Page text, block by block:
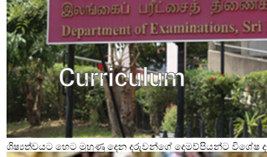
ශිෂ්‍යත්වයට හෙට මුහුණු දෙන දරුවන්ගේ දෙමව්පියන්ට විශේෂ